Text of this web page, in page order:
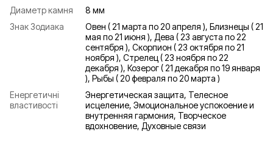
Диаметр камня
8 мм
Знак Зодиака
Овен ( 21 марта по 20 апреля ), Близнецы ( 21
мая по 21 июня ), Дева ( 23 августа по 22
сентября ), Скорпион ( 23 октября по 21
ноября ), Стрелец ( 23 ноября по 22
декабря ), Козерог ( 21 декабря по 19 января
), Рыбы ( 20 февраля по 20 марта )
Енергетичні
властивості
Энергетическая защита, Телесное
исцеление, Эмоциональное успокоение и
внутренняя гармония, Творческое
вдохновение, Духовные связи